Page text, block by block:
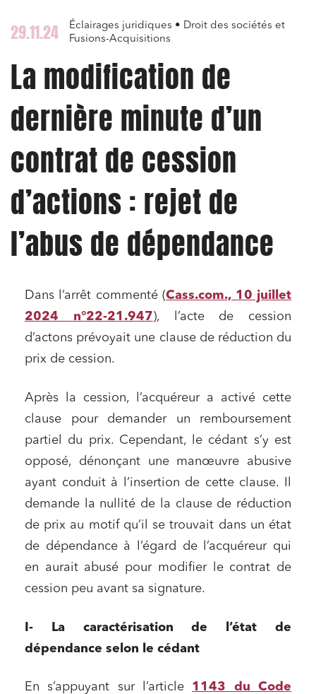
29.11.24
Éclairages juridiques • Droit des sociétés et
Fusions-Acquisitions
La modification de
dernière minute d’un
contrat de cession
d’actions : rejet de
l’abus de dépendance
Dans l’arrêt commenté (Cass.com., 10 juillet
2024 n°22-21.947), l’acte de cession
d’actons prévoyait une clause de réduction du
prix de cession.
Après la cession, l’acquéreur a activé cette
clause pour demander un remboursement
partiel du prix. Cependant, le cédant s’y est
opposé, dénonçant une manœuvre abusive
ayant conduit à l’insertion de cette clause. Il
demande la nullité de la clause de réduction
de prix au motif qu’il se trouvait dans un état
de dépendance à l’égard de l’acquéreur qui
en aurait abusé pour modifier le contrat de
cession peu avant sa signature.
I- La caractérisation de l’état de
dépendance selon le cédant
En s’appuyant sur l’article 1143 du Code